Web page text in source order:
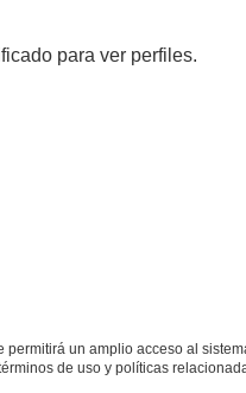
para ver perfiles.
un amplio acceso al
de uso y políticas